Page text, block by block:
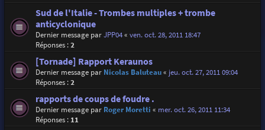
Sud de l'Italie - Trombes multiples + trombe
anticyclonique
Dernier message parJPP04« ven. oct. 28, 2011 18:47
Réponses :2
[Tornade] Rapport Keraunos
Dernier message par Nicolas Baluteau« jeu. oct. 27, 2011 09:04
Réponses :2
rapports de coups de foudre .
Dernier message par Roger Moretti « mer. oct. 26, 2011 11:34
Réponses : 11